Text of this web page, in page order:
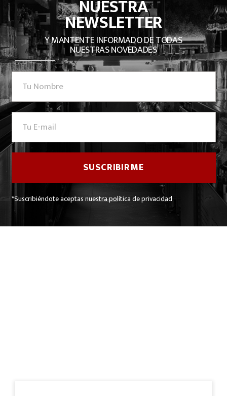
NUESTRA
NEWSLETTER
Y MANTENTE INFORMADO DE TODAS
NUESTRAS NOVEDADES
*Suscribiéndote aceptas nuestra política de privacidad